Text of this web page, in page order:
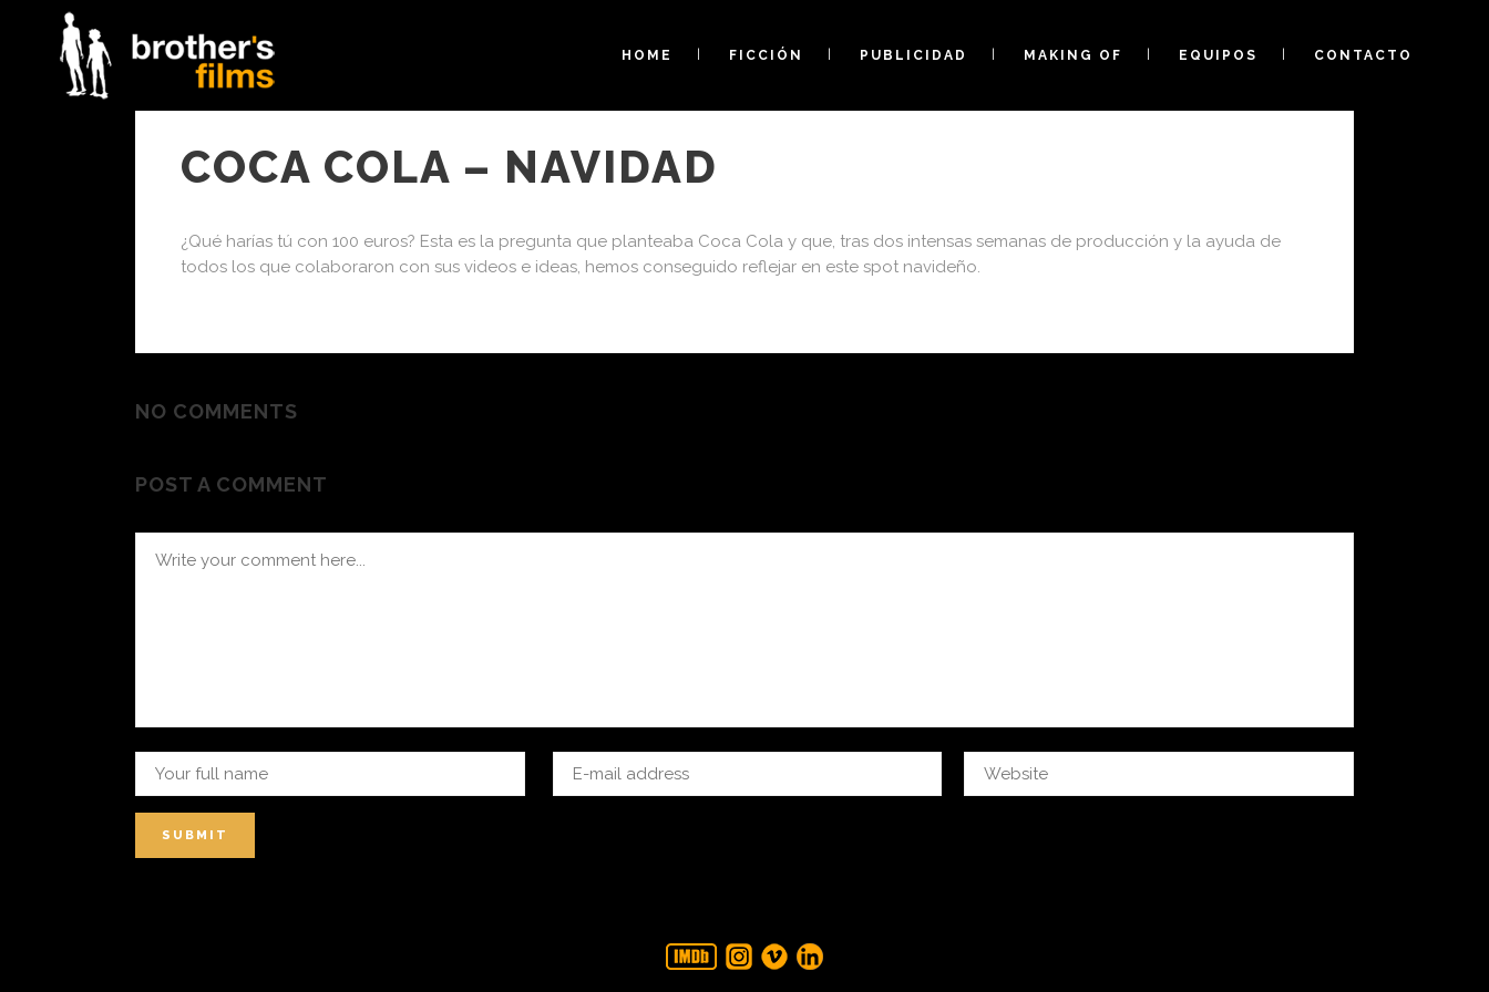
HOME FICCIÓN PUBLICIDAD MAKING OF EQUIPOS CONTACTO
noviembre 28, 2012
COCA COLA – NAVIDAD
¿Qué harías tú con 100 euros? Esta es la pregunta que planteaba Coca Cola y que, tras dos intensas semanas de producción y la ayuda de
todos los que colaboraron con sus videos e ideas, hemos conseguido reflejar en este spot navideño.
NO COMMENTS
POST A COMMENT